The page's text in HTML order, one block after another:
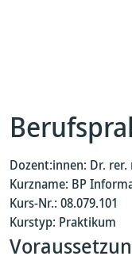
Dozent:innen: Dr.
Kurzname: BP
Kurs-Nr.: 08.079.101
Kurstyp: Praktikum